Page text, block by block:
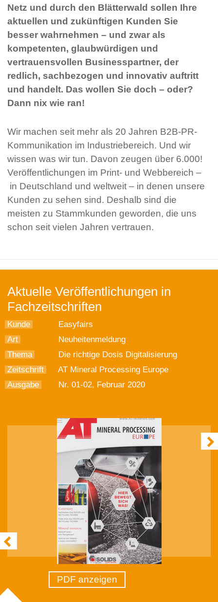
Netz und durch den Blätterwald sollen Ihre
aktuellen und zukünftigen Kunden Sie
besser wahrnehmen – und zwar als
kompetenten, glaubwürdigen und
vertrauensvollen Businesspartner, der
redlich, sachbezogen und innovativ auftritt
und handelt. Das wollen Sie doch – oder?
Dann nix wie ran!
Wir machen seit mehr als 20 Jahren B2B-PR-
Kommunikation im Industriebereich. Und wir
wissen was wir tun. Davon zeugen über 6.000!
Veröffentlichungen im Print- und Webbereich –
in Deutschland und weltweit – in denen unsere
Kunden zu sehen sind. Deshalb sind die
meisten zu Stammkunden geworden, die uns
schon seit vielen Jahren vertrauen.
Aktuelle Veröffentlichungen in
Fachzeitschriften
Kunde
Easyfairs
Art
Neuheitenmeldung
Thema
Die richtige Dosis Digitalisierung
Zeitschrift
AT Mineral Processing Europe
Ausgabe
Nr. 01-02, Februar 2020
PDF anzeigen